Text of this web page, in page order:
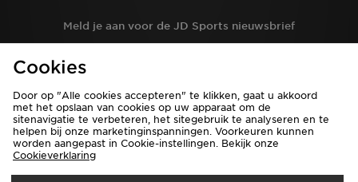
Meld je aan voor de JD Sports nieuwsbrief
Bekijk de volledige site van JD Sports
Vind een winkel
Privacybeleid
Cookie Settings
Cookies
Door op "Alle cookies accepteren" te klikken, gaat u akkoord
met het opslaan van cookies op uw apparaat om de
sitenavigatie te verbeteren, het sitegebruik te analyseren en te
helpen bij onze marketinginspanningen. Voorkeuren kunnen
worden aangepast in Cookie-instellingen. Bekijk onze
Cookieverklaring